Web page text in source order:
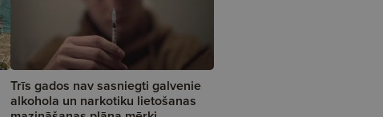
Trīs gados nav sasniegti galvenie
alkohola un narkotiku lietošanas